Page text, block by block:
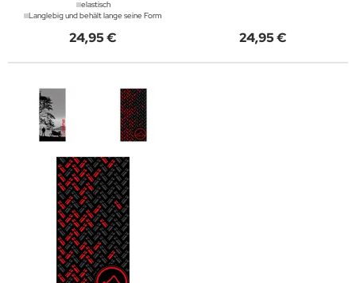
elastisch
Langlebig und behält lange seine Form
24,95 € 24,95 €